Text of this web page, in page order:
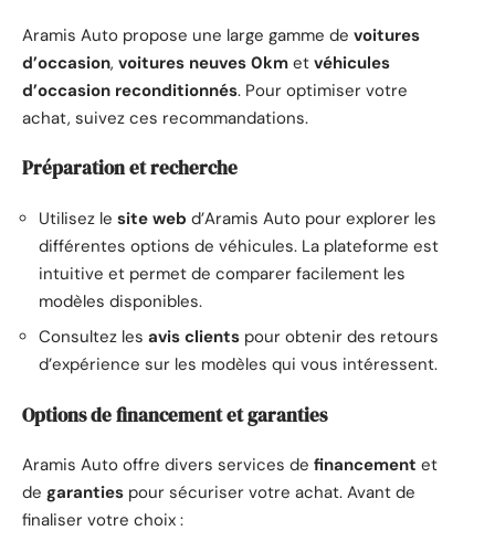
Aramis Auto propose une large gamme de voitures
d’occasion, voitures neuves 0km et véhicules
d’occasion reconditionnés. Pour optimiser votre
achat, suivez ces recommandations.
Préparation et recherche
Utilisez le site web d’Aramis Auto pour explorer les
différentes options de véhicules. La plateforme est
intuitive et permet de comparer facilement les
modèles disponibles.
Consultez les avis clients pour obtenir des retours
d’expérience sur les modèles qui vous intéressent.
Options de financement et garanties
Aramis Auto offre divers services de financement et
de garanties pour sécuriser votre achat. Avant de
finaliser votre choix :